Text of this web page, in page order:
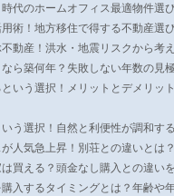
時代のホームオフィス最適物件選
術！地方移住で得する不動産選
動産！洪水・地震リスクから考
ら築何年？失敗しない年数の見
いう選択！メリットとデメリッ
う選択！自然と利便性が調和す
人気急上昇！別荘との違いとは？
買える？頭金なし購入との違い
入するタイミングとは？年齢や